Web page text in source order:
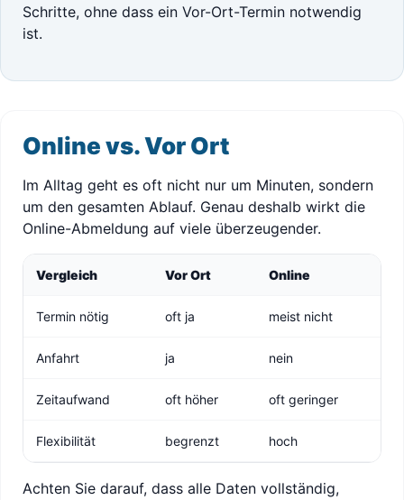
Schritte, ohne dass ein Vor-Ort-Termin notwendig
ist.
Online vs. Vor Ort
Im Alltag geht es oft nicht nur um Minuten, sondern
um den gesamten Ablauf. Genau deshalb wirkt die
Online-Abmeldung auf viele überzeugender.
Vergleich Vor Ort Online
Termin nötig oft ja meist nicht
Anfahrt ja nein
Zeitaufwand oft höher oft geringer
Flexibilität begrenzt hoch
Achten Sie darauf, dass alle Daten vollständig,